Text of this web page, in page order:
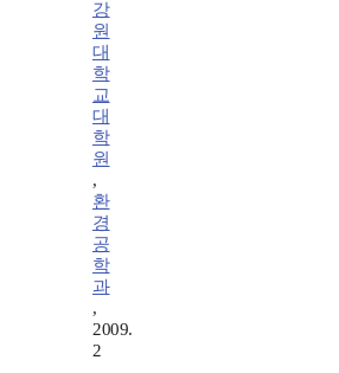
강
원
대
학
교
대
학
원
,
환
경
공
학
과
,
2009.
2